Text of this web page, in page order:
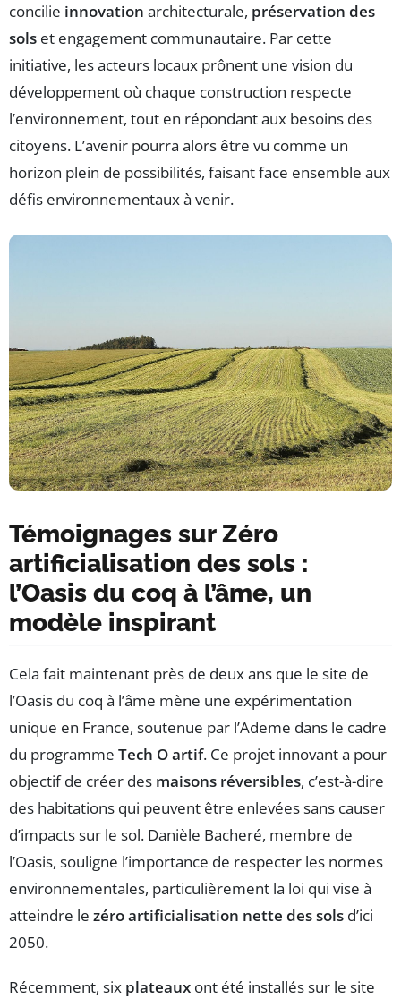
concilie innovation architecturale, préservation des
sols et engagement communautaire. Par cette
initiative, les acteurs locaux prônent une vision du
développement où chaque construction respecte
l’environnement, tout en répondant aux besoins des
citoyens. L’avenir pourra alors être vu comme un
horizon plein de possibilités, faisant face ensemble aux
défis environnementaux à venir.
Témoignages sur Zéro
artificialisation des sols :
l’Oasis du coq à l’âme, un
modèle inspirant
Cela fait maintenant près de deux ans que le site de
l’Oasis du coq à l’âme mène une expérimentation
unique en France, soutenue par l’Ademe dans le cadre
du programme Tech O artif. Ce projet innovant a pour
objectif de créer des maisons réversibles, c’est-à-dire
des habitations qui peuvent être enlevées sans causer
d’impacts sur le sol. Danièle Bacheré, membre de
l’Oasis, souligne l’importance de respecter les normes
environnementales, particulièrement la loi qui vise à
atteindre le zéro artificialisation nette des sols d’ici
2050.
Récemment, six plateaux ont été installés sur le site